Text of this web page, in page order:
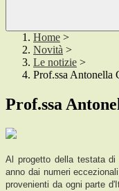
Home >
Novità >
Le notizie >
Prof.ssa Antonella
Prof.ssa
Al progetto della testata
anno dai numeri
provenienti da ogni parte